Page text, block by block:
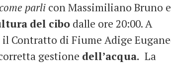
parli con Massimiliano Bruno e
del cibo dalle ore 20:00. A
Contratto di Fiume Adige
gestione dell’acqua. La